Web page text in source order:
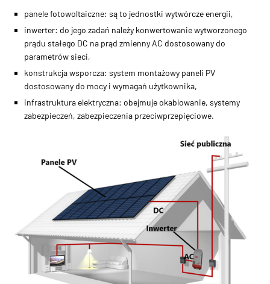
panele fotowoltaiczne: są to jednostki wytwórcze energii,
inwerter: do jego zadań należy konwertowanie wytworzonego
prądu stałego DC na prąd zmienny AC dostosowany do
parametrów sieci,
konstrukcja wsporcza: system montażowy paneli PV
dostosowany do mocy i wymagań użytkownika,
infrastruktura elektryczna: obejmuje okablowanie, systemy
zabezpieczeń, zabezpieczenia przeciwprzepięciowe.